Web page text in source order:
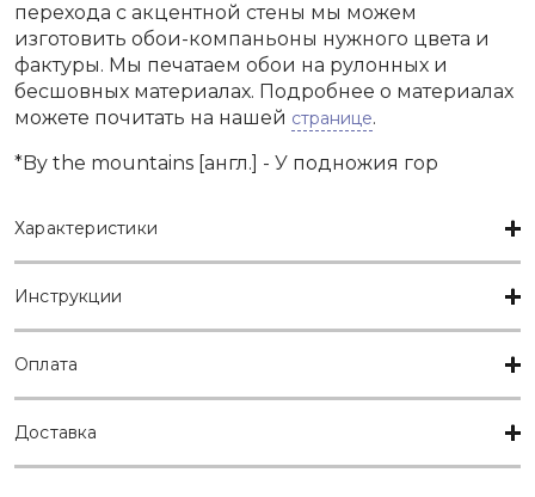
перехода с акцентной стены мы можем
изготовить обои-компаньоны нужного цвета и
фактуры. Мы печатаем обои на рулонных и
бесшовных материалах. Подробнее о материалах
можете почитать на нашей странице.
*By the mountains [англ.] - У подножия гор
Характеристики
Инструкции
Оплата
Доставка